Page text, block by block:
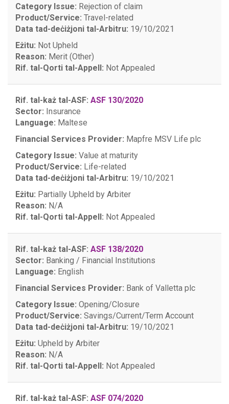
Category Issue: Rejection of claim
Product/Service: Travel-related
Data tad-deċiżjoni tal-Arbitru: 19/10/2021
Eżitu: Not Upheld
Reason: Merit (Other)
Rif. tal-Qorti tal-Appell: Not Appealed
Rif. tal-każ tal-ASF: ASF 130/2020
Sector: Insurance
Language: Maltese
Financial Services Provider: Mapfre MSV Life plc
Category Issue: Value at maturity
Product/Service: Life-related
Data tad-deċiżjoni tal-Arbitru: 19/10/2021
Eżitu: Partially Upheld by Arbiter
Reason: N/A
Rif. tal-Qorti tal-Appell: Not Appealed
Rif. tal-każ tal-ASF: ASF 138/2020
Sector: Banking / Financial Institutions
Language: English
Financial Services Provider: Bank of Valletta plc
Category Issue: Opening/Closure
Product/Service: Savings/Current/Term Account
Data tad-deċiżjoni tal-Arbitru: 19/10/2021
Eżitu: Upheld by Arbiter
Reason: N/A
Rif. tal-Qorti tal-Appell: Not Appealed
Rif. tal-każ tal-ASF: ASF 074/2020